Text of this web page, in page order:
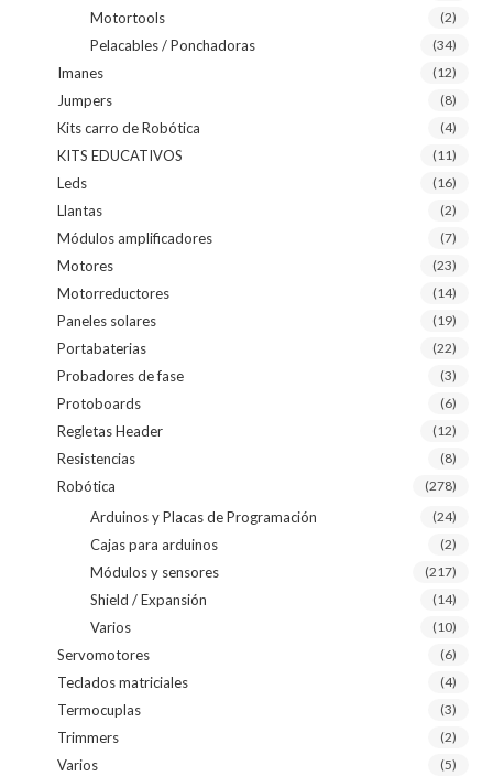
Motortools (2)
Pelacables / Ponchadoras (34)
Imanes (12)
Jumpers (8)
Kits carro de Robótica (4)
KITS EDUCATIVOS (11)
Leds (16)
Llantas (2)
Módulos amplificadores (7)
Motores (23)
Motorreductores (14)
Paneles solares (19)
Portabaterias (22)
Probadores de fase (3)
Protoboards (6)
Regletas Header (12)
Resistencias (8)
Robótica (278)
Arduinos y Placas de Programación (24)
Cajas para arduinos (2)
Módulos y sensores (217)
Shield / Expansión (14)
Varios (10)
Servomotores (6)
Teclados matriciales (4)
Termocuplas (3)
Trimmers (2)
Varios (5)